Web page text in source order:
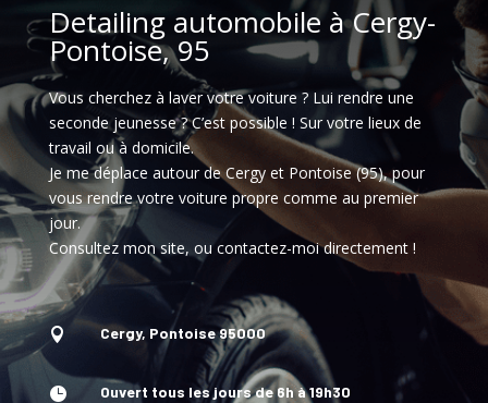
Detailing automobile à Cergy-
Pontoise, 95
Vous cherchez à laver votre voiture ? Lui rendre une
seconde jeunesse ? C’est possible ! Sur votre lieux de
travail ou à domicile.
Je me déplace autour de Cergy et Pontoise (95), pour
vous rendre votre voiture propre comme au premier
jour.
Consultez mon site, ou contactez-moi directement !
 Cergy, Pontoise 95000
 Ouvert tous les jours de 6h à 19h30